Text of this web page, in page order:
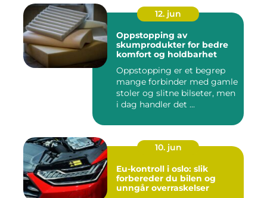
12. jun
Oppstopping av
skumprodukter for bedre
komfort og holdbarhet
Oppstopping er et begrep
mange forbinder med gamle
stoler og slitne bilseter, men
i dag handler det ...
10. jun
Eu-kontroll i oslo: slik
forbereder du bilen og
unngår overraskelser